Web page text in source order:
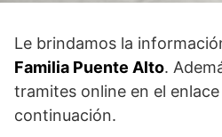
Le brindamos la
Familia Puente Alto.
tramites online en el
continuación.